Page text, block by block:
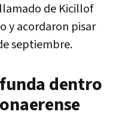
de Kicillof
y acordaron pisar
septiembre.
dentro